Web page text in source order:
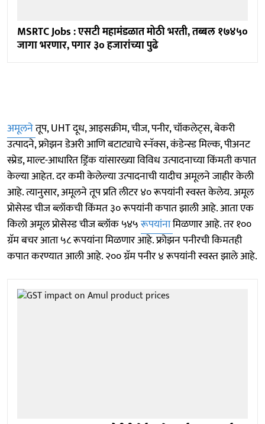
MSRTC Jobs : एसटी महामंडळात मोठी भरती, तब्बल १७४५०
जागा भरणार, पगार ३० हजारांच्या पुढे
अमूलनेतूप, UHT दूध, आइसक्रीम, चीज, पनीर, चॉकलेट्स, बेकरी
उत्पादने, फ्रोझन डेअरी आणि बटाट्याचे स्नॅक्स, कंडेन्स्ड मिल्क, पीअनट
स्प्रेड, माल्ट-आधारित ड्रिंक यांसारख्या विविध उत्पादनाच्या किंमती कपात
केल्या आहेत. दर कमी केलेल्या उत्पादनाची यादीच अमूलने जाहीर केली
आहे. त्यानुसार, अमूलने तूप प्रति लीटर ४० रूपयांनी स्वस्त केलेय. अमूल
प्रोसेस्ड चीज ब्लॉकची किंमत ३० रूपयांनी कपात झाली आहे. आता एक
किलो अमूल प्रोसेस्ड चीज ब्लॉक ५४५रूपयांनामिळणार आहे. तर १००
ग्रॅम बचर आता ५८ रूपयांना मिळणार आहे. फ्रोझन पनीरची किमतही
कपात करण्यात आली आहे. २०० ग्रॅम पनीर ४ रूपयांनी स्वस्त झाले आहे.